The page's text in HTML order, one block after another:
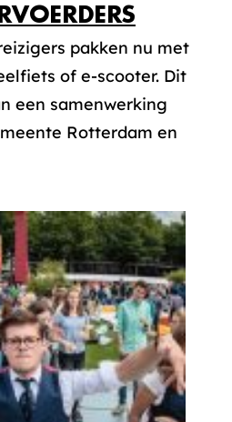
pakken nu met
of e-scooter. Dit
een samenwerking
Rotterdam en